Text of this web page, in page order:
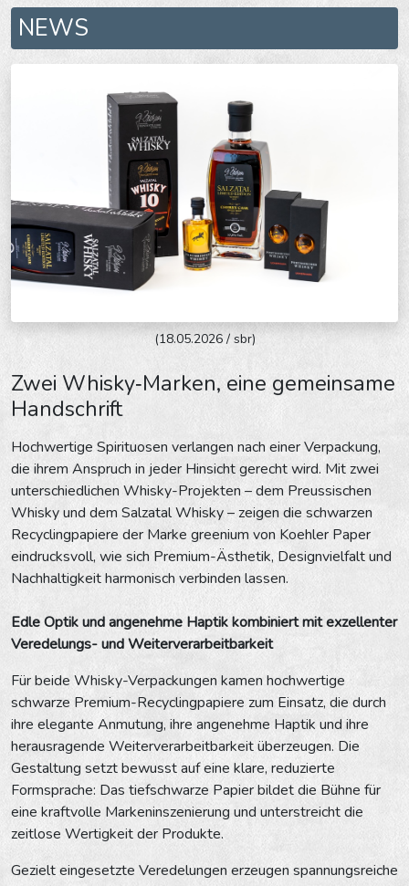
NEWS
(18.05.2026 / sbr)
Zwei Whisky‑Marken, eine gemeinsame
Handschrift
Hochwertige Spirituosen verlangen nach einer Verpackung,
die ihrem Anspruch in jeder Hinsicht gerecht wird. Mit zwei
unterschiedlichen Whisky-Projekten – dem Preussischen
Whisky und dem Salzatal Whisky – zeigen die schwarzen
Recyclingpapiere der Marke greenium von Koehler Paper
eindrucksvoll, wie sich Premium-Ästhetik, Designvielfalt und
Nachhaltigkeit harmonisch verbinden lassen.
Edle Optik und angenehme Haptik kombiniert mit exzellenter
Veredelungs- und Weiterverarbeitbarkeit
Für beide Whisky-Verpackungen kamen hochwertige
schwarze Premium-Recyclingpapiere zum Einsatz, die durch
ihre elegante Anmutung, ihre angenehme Haptik und ihre
herausragende Weiterverarbeitbarkeit überzeugen. Die
Gestaltung setzt bewusst auf eine klare, reduzierte
Formsprache: Das tiefschwarze Papier bildet die Bühne für
eine kraftvolle Markeninszenierung und unterstreicht die
zeitlose Wertigkeit der Produkte.
Gezielt eingesetzte Veredelungen erzeugen spannungsreiche